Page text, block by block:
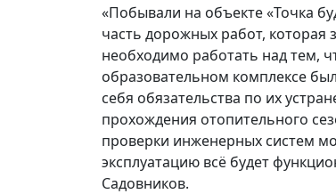
«Побывали на объекте «Точка
часть дорожных работ, которая
необходимо работать над тем,
образовательном комплексе
себя обязательства по их
прохождения отопительного
проверки инженерных систем
эксплуатацию всё будет
Садовников.